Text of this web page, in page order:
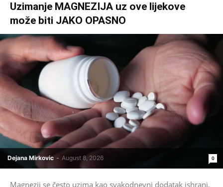
Uzimanje MAGNEZIJA uz ove lijekove
može biti JAKO OPASNO
Dejana Mirkovic - August 8, 2026 0
Magnezij se često uzima kao svakodnevni dodatak ishrani,